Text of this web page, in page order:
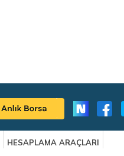
HESAPLAMA ARAÇLARI